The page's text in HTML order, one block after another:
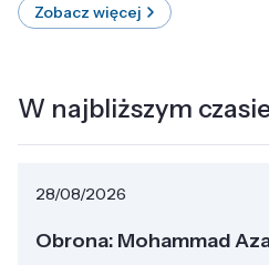
Zobacz więcej
W najbliższym
28/08/2026
Obrona: Mohammad